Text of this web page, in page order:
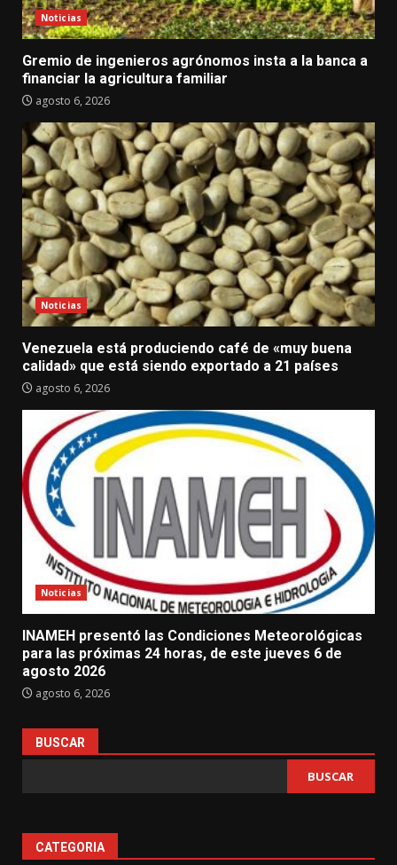
Noticias
Gremio de ingenieros agrónomos insta a la banca a
financiar la agricultura familiar
agosto 6, 2026
Noticias
Venezuela está produciendo café de «muy buena
calidad» que está siendo exportado a 21 países
agosto 6, 2026
Noticias
INAMEH presentó las Condiciones Meteorológicas
para las próximas 24 horas, de este jueves 6 de
agosto 2026
agosto 6, 2026
BUSCAR
BUSCAR
CATEGORIA